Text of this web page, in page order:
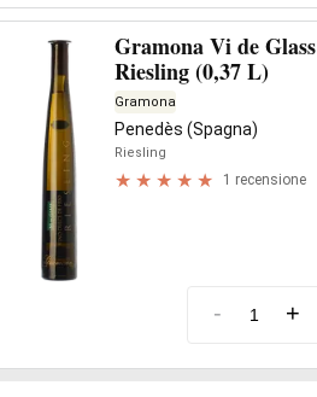
Gramona Vi de Glass
Riesling (0,37 L)
Gramona
Penedès (Spagna)
Riesling
1 recensione
- +